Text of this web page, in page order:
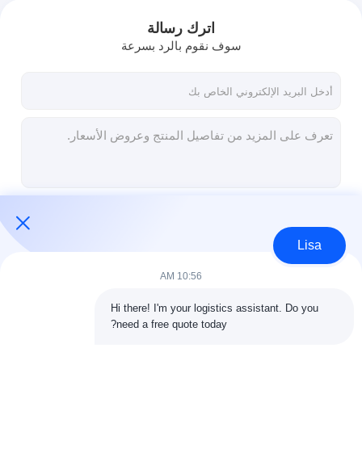
الشحن الجوي إلى الأمام
شحن البحر
الشحن إلى أمازون
شحن الشاحنات
اترك رسالة
سوف نقوم بالرد بسرعة
Lisa
10:56 AM
Hi there! I'm your logistics assistant. Do you
need a free quote today?